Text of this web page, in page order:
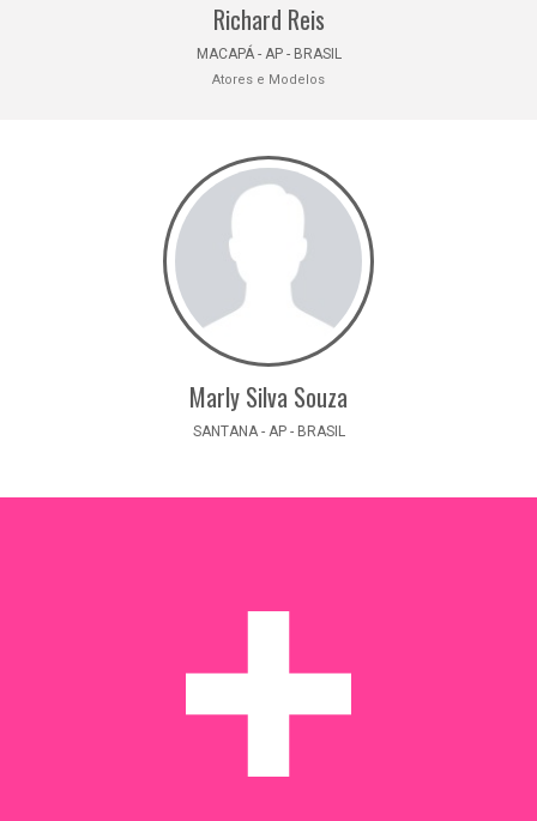
Richard Reis
MACAPÁ - AP - BRASIL
Atores e Modelos
Marly Silva Souza
SANTANA - AP - BRASIL